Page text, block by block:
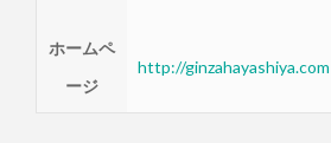
ホームペ
ージ
http://ginzahayashiya.com